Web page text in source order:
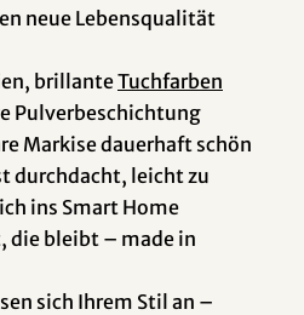
neue Lebensqualität
brillanteTuchfarben
Pulverbeschichtung
Markise dauerhaft schön
durchdacht, leicht zu
ins Smart Home
die bleibt – made in
sich Ihrem Stil an –